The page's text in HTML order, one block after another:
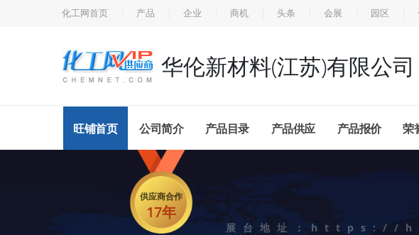
化工网首页 产品 企业 商机 头条 会展 园区
华伦新材料(江苏)有限公司
旺铺首页 公司简介 产品目录 产品供应 产品报价 荣
展台地址： https://
供应商合作
17年